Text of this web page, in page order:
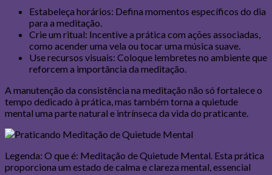
Estabeleça horários: Defina momentos específicos do dia
para a meditação.
Crie um ritual: Incentive a prática com ações associadas,
como acender uma vela ou tocar uma música suave.
Use recursos visuais: Coloque lembretes no ambiente que
reforcem a importância da meditação.
A manutenção da consistência na meditação não só fortalece o
tempo dedicado à prática, mas também torna a quietude
mental uma parte natural e intrínseca da vida do praticante.
Legenda: O que é: Meditação de Quietude Mental. Esta prática
proporciona um estado de calma e clareza mental, essencial